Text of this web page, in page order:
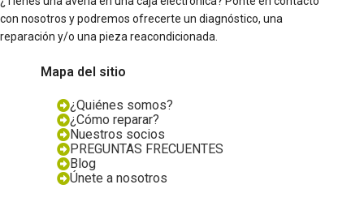
con nosotros y podremos ofrecerte un diagnóstico, una
reparación y/o una pieza reacondicionada.
Mapa del sitio
¿Quiénes somos?
¿Cómo reparar?
Nuestros socios
PREGUNTAS FRECUENTES
Blog
Únete a nosotros